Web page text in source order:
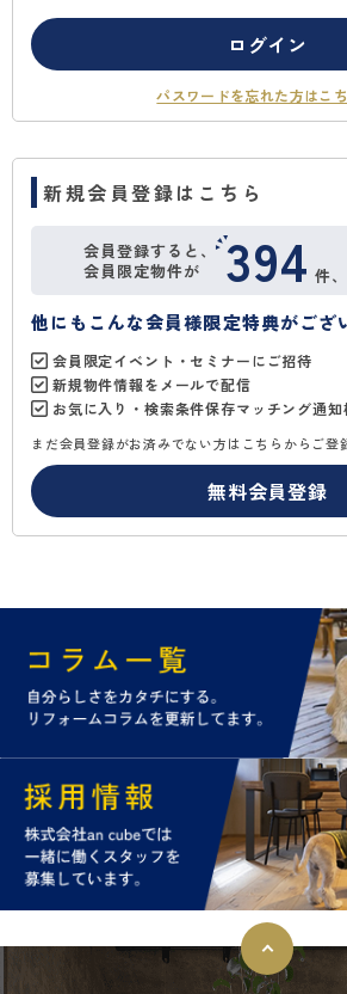
ログイン
パスワードを忘れた方はこ
新規会員登録はこちら
会員登録すると、
会員限定物件が
394 件、
他にもこんな会員様限定特典がござ
会員限定イベント・セミナーにご招待
新規物件情報をメールで配信
お気に入り・検索条件保存マッチング通知
まだ会員登録がお済みでない方はこちらからご登
無料会員登録